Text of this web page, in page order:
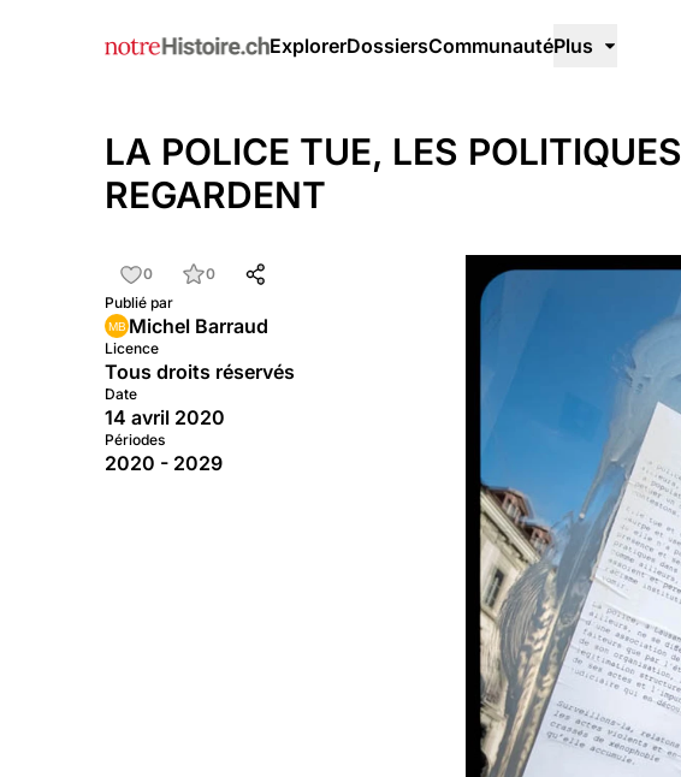
ExplorerDossiersCommunautéPlus
LA POLICE TUE, LES POLITIQUES
REGARDENT
0
0
Publié par
Michel Barraud
Licence
Tous droits réservés
Date
14 avril 2020
Périodes
2020 - 2029